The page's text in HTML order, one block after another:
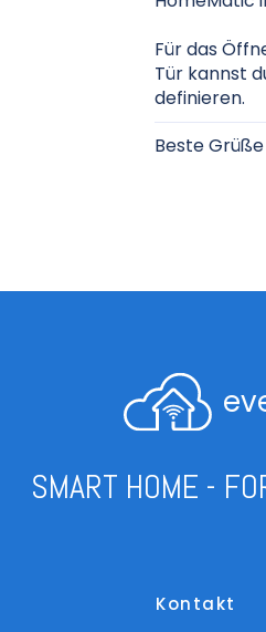
Für das
Tür kannst
definieren.
Beste Grüße
SMART HOME -
Kontakt